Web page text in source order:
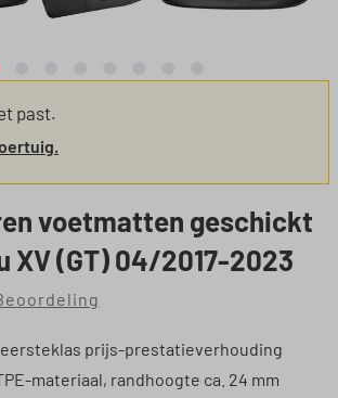
past.
voetmatten geschickt
XV (GT) 04/2017-2023
prijs-prestatieverhouding
materiaal, randhoogte ca. 24 mm